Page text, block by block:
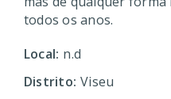
todos os anos.
Local: n.d
Distrito: Viseu